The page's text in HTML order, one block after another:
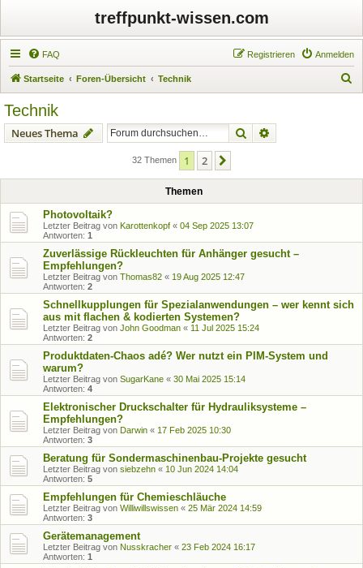
treffpunkt-wissen.com
FAQ Anmelden
Registrieren
Startseite Foren-Übersicht Technik
Technik
Neues Thema Suche
32 Themen 1 2
Themen
Photovoltaik?
Letzter Beitrag von Karottenkopf « 04 Sep 2025 13:07
Antworten: 1
Zuverlässige Rückleuchten für Anhänger gesucht –
Empfehlungen?
Letzter Beitrag von Thomas82 « 19 Aug 2025 12:47
Antworten: 2
Schnellkupplungen für Spezialanwendungen – wer kennt sich
aus mit flachen & kodierten Systemen?
Letzter Beitrag von John Goodman « 11 Jul 2025 15:24
Antworten: 2
Produktdaten-Chaos adé? Wer nutzt ein PIM-System und
warum?
Letzter Beitrag von SugarKane « 30 Mai 2025 15:14
Antworten: 4
Elektronischer Druckschalter für Hydrauliksysteme –
Empfehlungen?
Letzter Beitrag von Darwin « 17 Feb 2025 10:30
Antworten: 3
Beratung für Sondermaschinenbau-Projekte gesucht
Letzter Beitrag von siebzehn « 10 Jun 2024 14:04
Antworten: 5
Empfehlungen für Chemieschläuche
Letzter Beitrag von Williwillswissen « 25 Mär 2024 14:59
Antworten: 3
Gerätemanagement
Letzter Beitrag von Nusskracher « 23 Feb 2024 16:17
Antworten: 1